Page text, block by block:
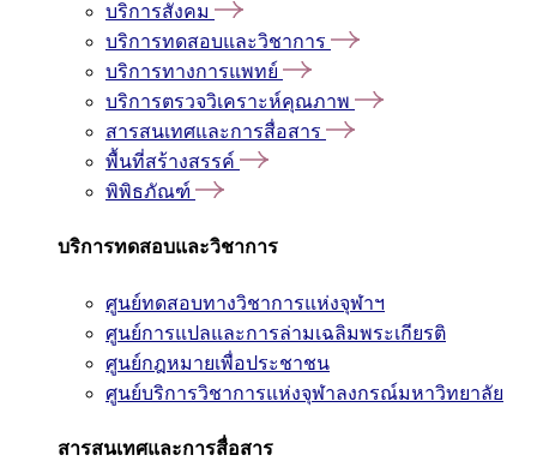
บริการสังคม
บริการทดสอบและวิชาการ
บริการทางการแพทย์
บริการตรวจวิเคราะห์คุณภาพ
สารสนเทศและการสื่อสาร
พื้นที่สร้างสรรค์
พิพิธภัณฑ์
บริการทดสอบและวิชาการ
ศูนย์ทดสอบทางวิชาการแห่งจุฬาฯ
ศูนย์การแปลและการล่ามเฉลิมพระเกียรติ
ศูนย์กฎหมายเพื่อประชาชน
ศูนย์บริการวิชาการแห่งจุฬาลงกรณ์มหาวิทยาลัย
สารสนเทศและการสื่อสาร